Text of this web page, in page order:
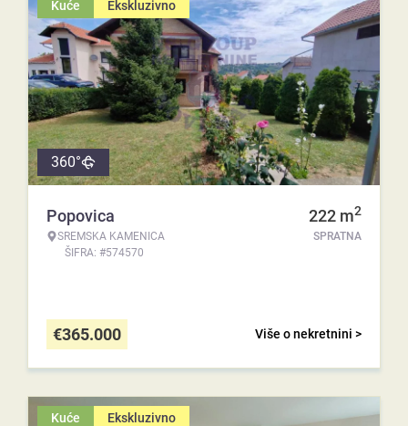
Kuće Ekskluzivno
360°
Popovica
SREMSKA KAMENICA
ŠIFRA: #574570
222 m2
SPRATNA
Više o nekretnini >
€365.000
Kuće Ekskluzivno